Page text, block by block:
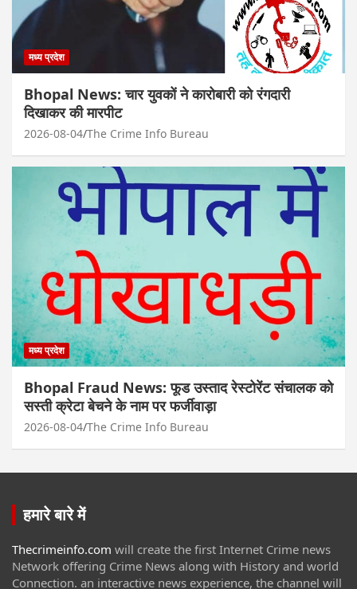
मध्य प्रदेश
Bhopal News: चार युवकों ने कारोबारी को रंगदारी
दिखाकर की मारपीट
2026-08-04 The Crime Info Bureau
मध्य प्रदेश
Bhopal Fraud News: फूड उस्ताद रेस्टोरेंट संचालक को
सस्ती क्रेटा बेचने के नाम पर फर्जीवाड़ा
2026-08-04 The Crime Info Bureau
हमारे बारे में
Thecrimeinfo.com will create the first Internet Crime news
Network offering Crime News along with History and world
Connection. an interactive news experience, the channel will